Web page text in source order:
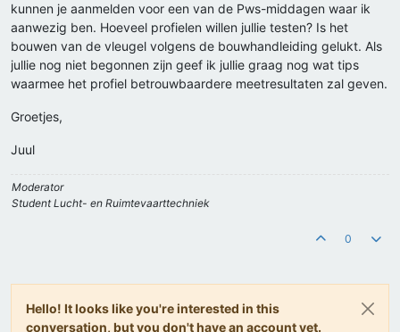
kunnen je aanmelden voor een van de Pws-middagen waar ik
aanwezig ben. Hoeveel profielen willen jullie testen? Is het
bouwen van de vleugel volgens de bouwhandleiding gelukt. Als
jullie nog niet begonnen zijn geef ik jullie graag nog wat tips
waarmee het profiel betrouwbaardere meetresultaten zal geven.
Groetjes,
Juul
Moderator
Student Lucht- en Ruimtevaarttechniek
0
Hello! It looks like you're interested in this
conversation, but you don't have an account yet.